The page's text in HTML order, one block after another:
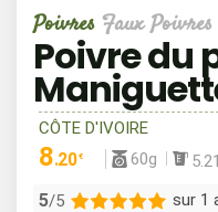
Poivres Faux Poivres
Poivre du
CÔTE D'IVOIRE
8.20 € 60g
5/5 sur 1